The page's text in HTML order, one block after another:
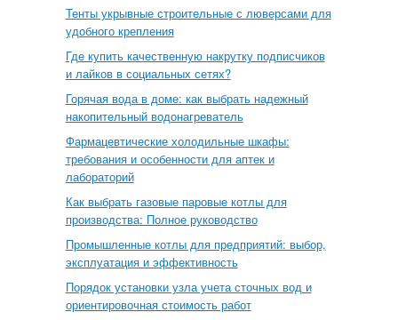
Тенты укрывные строительные с люверсами для
удобного крепления
Где купить качественную накрутку подписчиков
и лайков в социальных сетях?
Горячая вода в доме: как выбрать надежный
накопительный водонагреватель
Фармацевтические холодильные шкафы:
требования и особенности для аптек и
лабораторий
Как выбрать газовые паровые котлы для
производства: Полное руководство
Промышленные котлы для предприятий: выбор,
эксплуатация и эффективность
Порядок установки узла учета сточных вод и
ориентировочная стоимость работ